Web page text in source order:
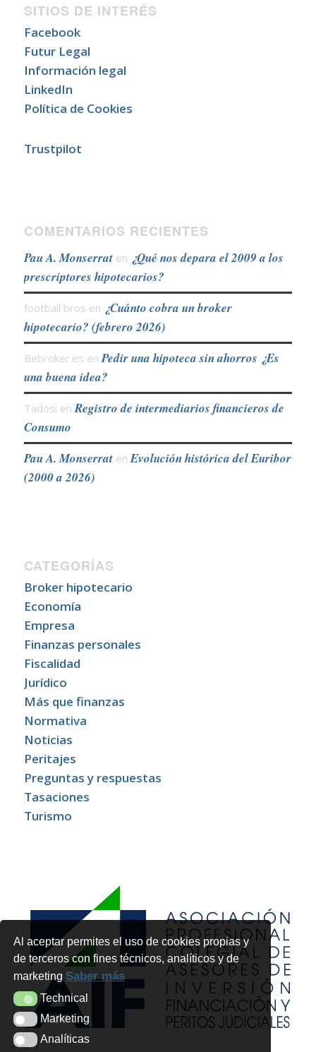
Al aceptar permites el uso de cookies propias y
de terceros con fines técnicos, analíticos y de
marketingSaber más
TechnicalTechnical
MarketingMarketing
AnalíticasAnalíticas
SITIOS DE INTERÉS
Facebook
Futur Legal
Información legal
LinkedIn
Política de Cookies
Trustpilot
COMENTARIOS RECIENTES
Pau A. Monserraten ¿Qué nos depara el 2009 a los
prescriptores hipotecarios?
football bros en ¿Cuánto cobra un broker
hipotecario? (febrero 2026)
Bebroker.es en Pedir una hipoteca sin ahorros ¿Es
una buena idea?
Tadosi en Registro de intermediarios financieros de
Consumo
Pau A. Monserraten Evolución histórica del Euribor
(2000 a 2026)
CATEGORÍAS
Broker hipotecario
Economía
Empresa
Finanzas personales
Fiscalidad
Jurídico
Más que finanzas
Normativa
Noticias
Peritajes
Preguntas y respuestas
Tasaciones
Turismo